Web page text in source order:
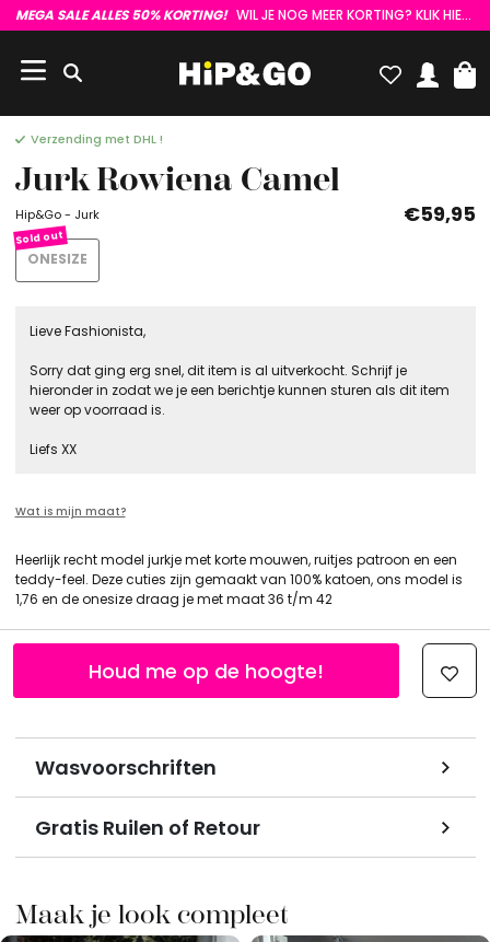
MEGA SALE ALLES 50% KORTING! WIL JE NOG MEER KORTING? KLIK HIER :)
Verzending met DHL !
Jurk Rowiena Camel
Hip&Go - Jurk €59,95
ONESIZE
Lieve Fashionista,
Sorry dat ging erg snel, dit item is al uitverkocht. Schrijf je
hieronder in zodat we je een berichtje kunnen sturen als dit item
weer op voorraad is.
Liefs XX
Wat is mijn maat?
Heerlijk recht model jurkje met korte mouwen, ruitjes patroon en een
teddy-feel. Deze cuties zijn gemaakt van 100% katoen, ons model is
1,76 en de onesize draag je met maat 36 t/m 42
Wasvoorschriften
Gratis Ruilen of Retour
Houd me op de hoogte!
Maak je look compleet